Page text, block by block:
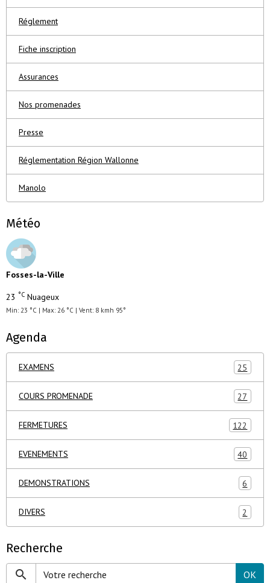
Réglement
Fiche inscription
Assurances
Nos promenades
Presse
Réglementation Région Wallonne
Manolo
Météo
Fosses-la-Ville
23 °C Nuageux
Min: 23 °C | Max: 26 °C | Vent: 8 kmh 95°
Agenda
EXAMENS 25
COURS PROMENADE 27
FERMETURES 122
EVENEMENTS 40
DEMONSTRATIONS 6
DIVERS 2
Recherche
OK